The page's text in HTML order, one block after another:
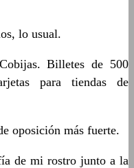
lo usual.
Billetes de 500
para tiendas de
oposición más fuerte.
de mi rostro junto a la